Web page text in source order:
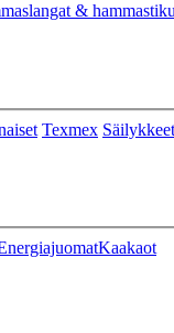
&
Texmex Säilykkeet
Kaakaot